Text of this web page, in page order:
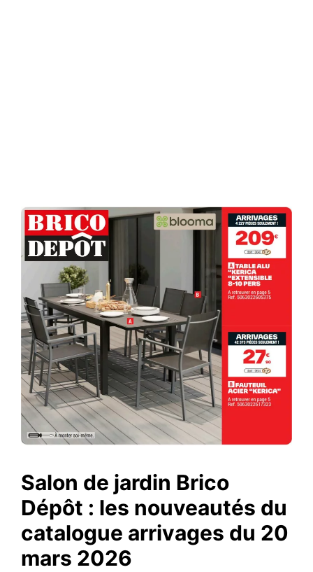
Salon de jardin Brico
Dépôt : les nouveautés du
catalogue arrivages du 20
mars 2026